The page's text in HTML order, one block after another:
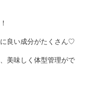
良い成分がたくさん♡
美味しく体型管理がで